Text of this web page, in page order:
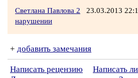
Светлана Павлова 2 23.03.2013
нарушении
+ добавить замечания
Написать рецензию
Написать